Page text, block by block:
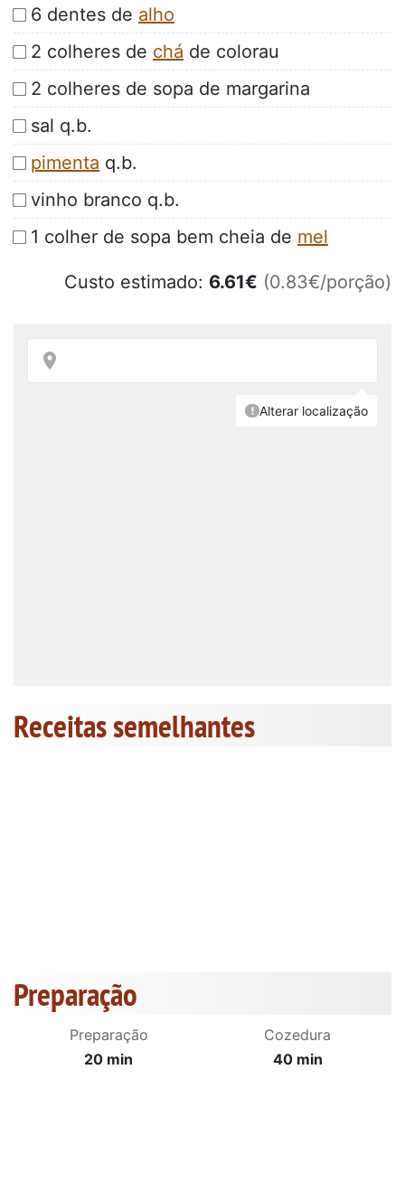
6 dentes de alho
2 colheres de chá de colorau
2 colheres de sopa de margarina
sal q.b.
pimenta q.b.
vinho branco q.b.
1 colher de sopa bem cheia de mel
Custo estimado: 6.61€ (0.83€/porção)
Receitas semelhantes
Preparação
Preparação
20 min
Cozedura
40 min